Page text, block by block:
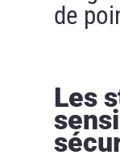
de
Les